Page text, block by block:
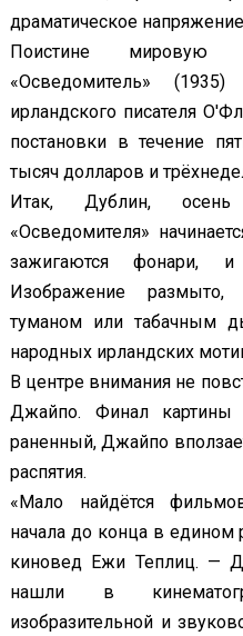
драматическое
Поистине
«Осведомитель»
ирландского писателя
постановки в течение
тысяч долларов и
Итак, Дублин,
«Осведомителя»
зажигаются фонари, и
Изображение размыто,
туманом или табачным
народных ирландских
В центре внимания не
Джайпо. Финал картины
раненный, Джайпо
распятия.
«Мало найдётся
начала до конца в едином
киновед Ежи Теплиц. —
нашли в
изобразительной и